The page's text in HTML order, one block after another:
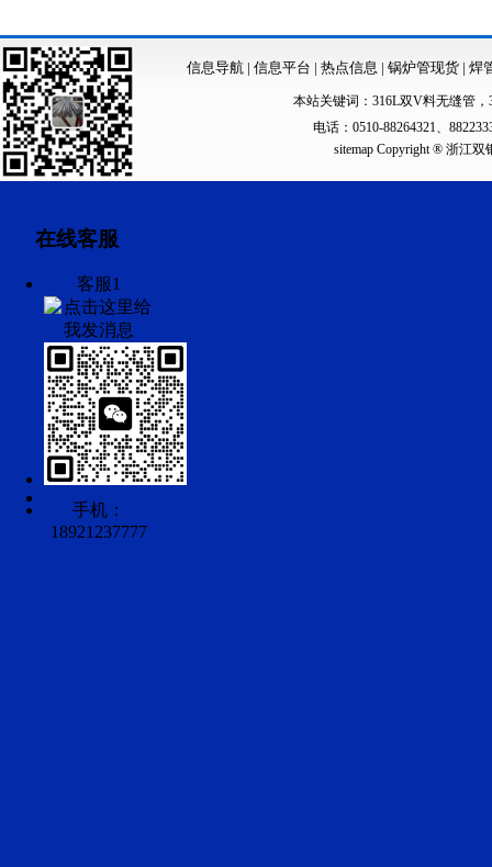
信息导航| 信息平台 | 热点信息 | 锅炉管现货 | 焊
本站关键词： 316L双V料无缝管 ，
电话：0510-88264321、
sitemapCopyright ® 浙江双
在线客服
客服1
手机：
18921237777